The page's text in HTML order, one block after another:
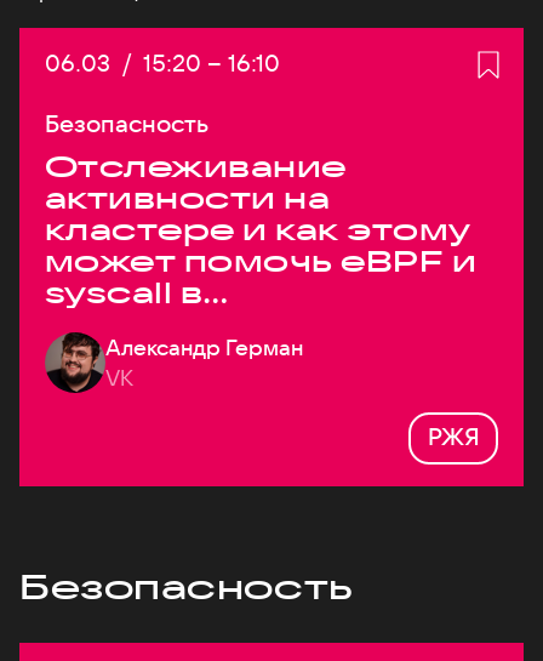
Дата:
06.03 / Начало:
15:20 – Конец:
16:10
Безопасность
Отслеживание
активности на
кластере и как этому
может помочь eBPF и
syscall в
высоконагруженных
системах
Александр Герман
VK
РЖЯ
Безопасность